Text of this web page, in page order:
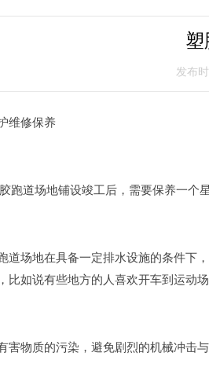
塑
发布
维修保养
场地铺设竣工后，需要保养一个星
场地在具备一定排水设施的条件下，
比如说有些地方的人喜欢开车到运动
物质的污染，避免剧烈的机械冲击与